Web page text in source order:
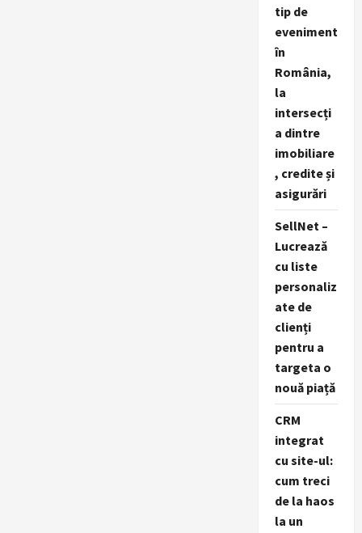
tip de
eveniment
în
România,
la
intersecți
a dintre
imobiliare
, credite și
asigurări
SellNet –
Lucrează
cu liste
personaliz
ate de
clienți
pentru a
targeta o
nouă piață
CRM
integrat
cu site-ul:
cum treci
de la haos
la un